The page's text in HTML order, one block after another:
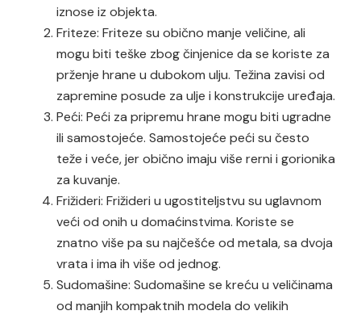
iznose iz objekta.
Friteze: Friteze su obično manje veličine, ali
mogu biti teške zbog činjenice da se koriste za
prženje hrane u dubokom ulju. Težina zavisi od
zapremine posude za ulje i konstrukcije uređaja.
Peći: Peći za pripremu hrane mogu biti ugradne
ili samostojeće. Samostojeće peći su često
teže i veće, jer obično imaju više rerni i gorionika
za kuvanje.
Frižideri: Frižideri u ugostiteljstvu su uglavnom
veći od onih u domaćinstvima. Koriste se
znatno više pa su najčešće od metala, sa dvoja
vrata i ima ih više od jednog.
Sudomašine: Sudomašine se kreću u veličinama
od manjih kompaktnih modela do velikih